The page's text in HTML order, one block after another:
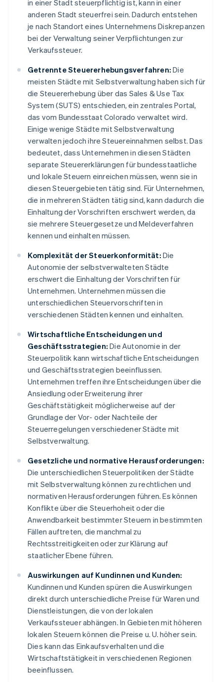
in einer Stadt steuerpflichtig ist, kann in einer
anderen Stadt steuerfrei sein. Dadurch entstehen
je nach Standort eines Unternehmens Diskrepanzen
bei der Verwaltung seiner Verpflichtungen zur
Verkaufssteuer.
Getrennte Steuererhebungsverfahren: Die
meisten Städte mit Selbstverwaltung haben sich für
die Steuererhebung über das Sales & Use Tax
System (SUTS) entschieden, ein zentrales Portal,
das vom Bundesstaat Colorado verwaltet wird.
Einige wenige Städte mit Selbstverwaltung
verwalten jedoch ihre Steuereinnahmen selbst. Das
bedeutet, dass Unternehmen in diesen Städten
separate Steuererklärungen für bundesstaatliche
und lokale Steuern einreichen müssen, wenn sie in
diesen Steuergebieten tätig sind. Für Unternehmen,
die in mehreren Städten tätig sind, kann dadurch die
Einhaltung der Vorschriften erschwert werden, da
sie mehrere Steuergesetze und Meldeverfahren
kennen und einhalten müssen.
Komplexität der Steuerkonformität: Die
Autonomie der selbstverwalteten Städte
erschwert die Einhaltung der Vorschriften für
Unternehmen. Unternehmen müssen die
unterschiedlichen Steuervorschriften in
verschiedenen Städten kennen und einhalten.
Wirtschaftliche Entscheidungen und
Geschäftsstrategien: Die Autonomie in der
Steuerpolitik kann wirtschaftliche Entscheidungen
und Geschäftsstrategien beeinflussen.
Unternehmen treffen ihre Entscheidungen über die
Ansiedlung oder Erweiterung ihrer
Geschäftstätigkeit möglicherweise auf der
Grundlage der Vor- oder Nachteile der
Steuerregelungen verschiedener Städte mit
Selbstverwaltung.
Gesetzliche und normative Herausforderungen:
Die unterschiedlichen Steuerpolitiken der Städte
mit Selbstverwaltung können zu rechtlichen und
normativen Herausforderungen führen. Es können
Konflikte über die Steuerhoheit oder die
Anwendbarkeit bestimmter Steuern in bestimmten
Fällen auftreten, die manchmal zu
Rechtsstreitigkeiten oder zur Klärung auf
staatlicher Ebene führen.
Auswirkungen auf Kundinnen und Kunden:
Kundinnen und Kunden spüren die Auswirkungen
direkt durch unterschiedliche Preise für Waren und
Dienstleistungen, die von der lokalen
Verkaufssteuer abhängen. In Gebieten mit höheren
lokalen Steuern können die Preise u. U. höher sein.
Dies kann das Einkaufsverhalten und die
Wirtschaftstätigkeit in verschiedenen Regionen
beeinflussen.